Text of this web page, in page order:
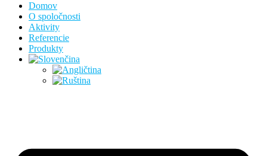
Domov
O spoločnosti
Aktivity
Referencie
Produkty